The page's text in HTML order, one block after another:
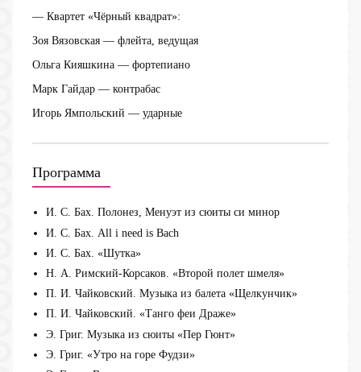
— Квартет «Чёрный квадрат»:
Зоя Вязовская — флейта, ведущая
Ольга Кияшкина — фортепиано
Марк Гайдар — контрабас
Игорь Ямпольский — ударные
Программа
И. С. Бах. Полонез, Менуэт из сюиты си минор
И. С. Бах. All i need is Bach
И. С. Бах. «Шутка»
Н. А. Римский-Корсаков. «Второй полет шмеля»
П. И. Чайковский. Музыка из балета «Щелкунчик»
П. И. Чайковский. «Танго феи Драже»
Э. Григ. Музыка из сюиты «Пер Гюнт»
Э. Григ. «Утро на горе Фудзи»